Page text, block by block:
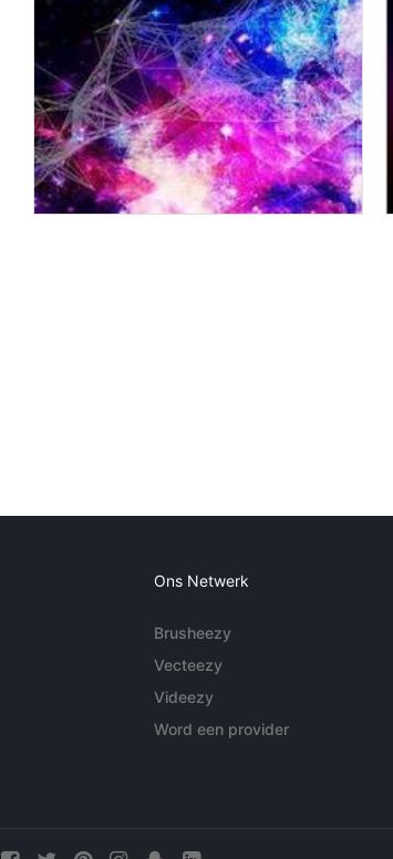
Ons Netwerk
Brusheezy
Vecteezy
Videezy
Word een provider